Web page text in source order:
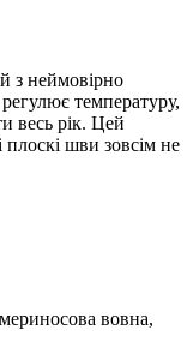
з неймовірно
температуру,
весь рік. Цей
шви зовсім не
вовна,